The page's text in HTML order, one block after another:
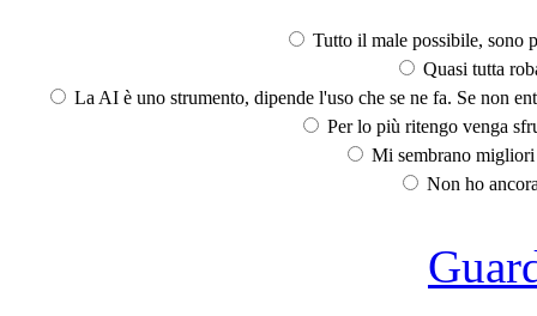
Tutto il male possibile, sono
Quasi tutta
La AI è uno strumento, dipende l'uso che se ne fa. Se non
Per lo più ritengo venga
Mi sembrano
Non ho